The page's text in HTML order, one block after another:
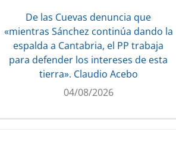
De las Cuevas denuncia que
«mientras Sánchez continúa dando la
espalda a Cantabria, el PP trabaja
para defender los intereses de esta
tierra». Claudio Acebo
04/08/2026